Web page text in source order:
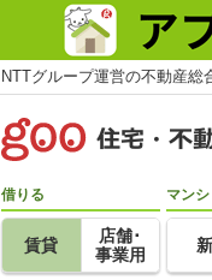
NTTグループ運営の不動産総
借りる
賃貸
店舗･
事業用
マン